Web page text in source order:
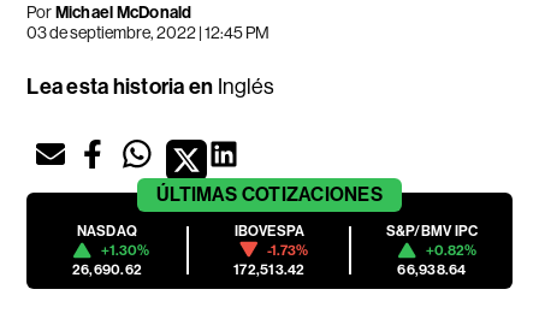
PorMichael McDonald
03 de septiembre, 2022 | 12:45 PM
Lea esta historia en Inglés
ÚLTIMAS COTIZACIONES
NASDAQ
+1.30%
26,690.62
IBOVESPA
-1.73%
172,513.42
S&P/BMV IPC
+0.82%
66,938.64